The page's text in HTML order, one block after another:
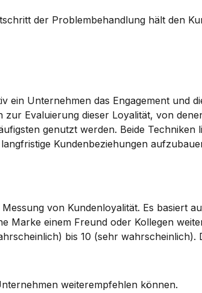
der Problembehandlung hält den
ein Unternehmen das Engagement und
Evaluierung dieser Loyalität, von
genutzt werden. Beide Techniken
Kundenbeziehungen
von Kundenloyalität. Es basiert
Marke einem Freund oder Kollegen
bis 10 (sehr wahrscheinlich).
weiterempfehlen können.